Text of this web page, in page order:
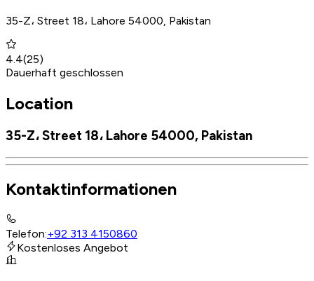
35-Z، Street 18، Lahore 54000, Pakistan
4.4(25)
Dauerhaft geschlossen
Location
35-Z، Street 18، Lahore 54000, Pakistan
Kontaktinformationen
Telefon:+92 313 4150860
Kostenloses Angebot